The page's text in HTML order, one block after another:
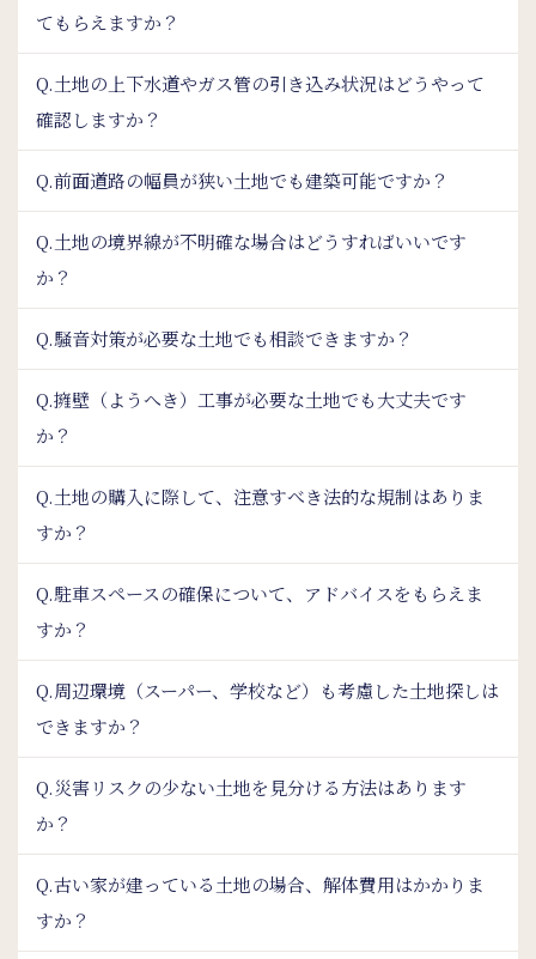
てもらえますか？
Q.土地の上下水道やガス管の引き込み状況はどうやって
確認しますか？
Q.前面道路の幅員が狭い土地でも建築可能ですか？
Q.土地の境界線が不明確な場合はどうすればいいです
か？
Q.騒音対策が必要な土地でも相談できますか？
Q.擁壁（ようへき）工事が必要な土地でも大丈夫です
か？
Q.土地の購入に際して、注意すべき法的な規制はありま
すか？
Q.駐車スペースの確保について、アドバイスをもらえま
すか？
Q.周辺環境（スーパー、学校など）も考慮した土地探しは
できますか？
Q.災害リスクの少ない土地を見分ける方法はあります
か？
Q.古い家が建っている土地の場合、解体費用はかかりま
すか？